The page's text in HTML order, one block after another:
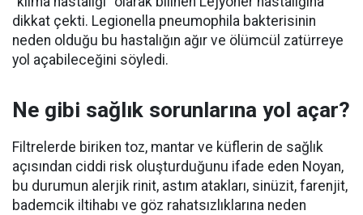
dikkat çekti. Legionella pneumophila bakterisinin
neden olduğu bu hastalığın ağır ve ölümcül zatürreye
yol açabileceğini söyledi.
Ne gibi sağlık sorunlarına yol açar?
Filtrelerde biriken toz, mantar ve küflerin de sağlık
açısından ciddi risk oluşturduğunu ifade eden Noyan,
bu durumun alerjik rinit, astım atakları, sinüzit, farenjit,
bademcik iltihabı ve göz rahatsızlıklarına neden